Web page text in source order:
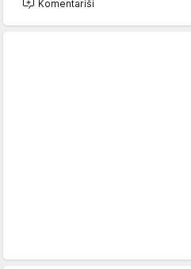
Komentariši